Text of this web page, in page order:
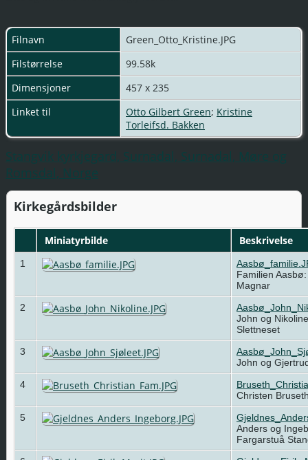
Filnavn
Green_Otto_Kristine.JPG
Filstørrelse
99.58k
Dimensjoner
457 x 235
Linket til
Otto Gilbert Green; Kristine
Torleifsd. Bakken
Stangvik kyrkjegard, Surnadal, Surnadal, Møre og
Romsdal, Norge
Kirkegårdsbilder
Miniatyrbilde Beskrivelse
1
Familien
Magnar
2
John og
Slettneset
3
John og
4
Christen
5
Anders og
Fargarstuå